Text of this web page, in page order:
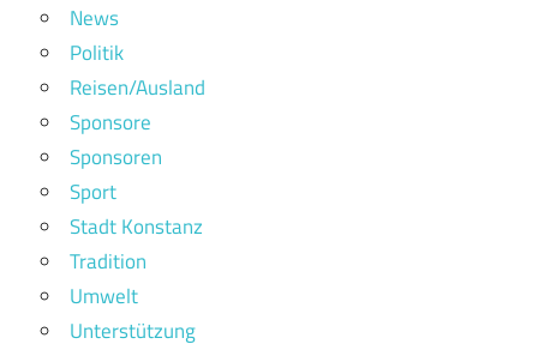
News
Politik
Reisen/Ausland
Sponsore
Sponsoren
Sport
Stadt Konstanz
Tradition
Umwelt
Unterstützung